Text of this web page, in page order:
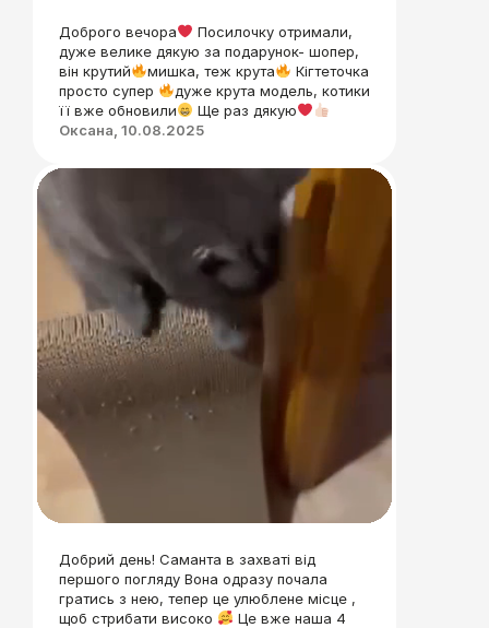
Доброго вечора
Посилочку отримали,
дуже велике дякую за подарунок- шопер,
він крутий
мишка, теж крута
Кігтеточка
просто супер
дуже крута модель, котики
її вже обновили
Ще раз дякую
Оксана, 10.08.2025
Добрий день! Саманта в захваті від
першого погляду Вона одразу почала
гратись з нею, тепер це улюблене місце ,
щоб стрибати високо
Це вже наша 4